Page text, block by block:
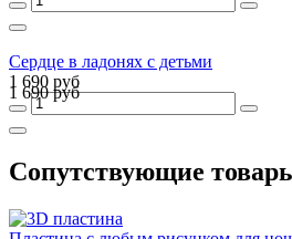
Сердце в ладонях с детьми
1 690 руб
1 690 руб
Сопутствующие